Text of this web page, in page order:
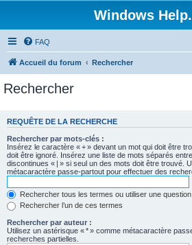
Windows
FAQ
Accueil du forum Rechercher
Rechercher
REQUÊTE DE LA RECHERCHE
Rechercher par mots-clés :
Insérez le caractère « + » devant un mot qui doit être
doit être ignoré. Insérez une liste de mots séparés
discontinues « | » si seul un des mots doit être trouvé.
métacaractère passe-partout pour effectuer des
Rechercher tous les termes ou utiliser une
Rechercher l’un de ces termes
Rechercher par auteur :
Utilisez un astérisque « * » comme métacaractère
recherches partielles.